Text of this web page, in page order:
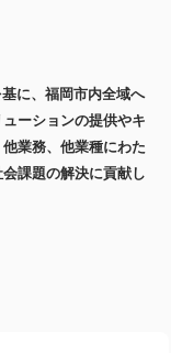
に、福岡市内全域へ
ーションの提供やキ
業務、他業種にわた
課題の解決に貢献し